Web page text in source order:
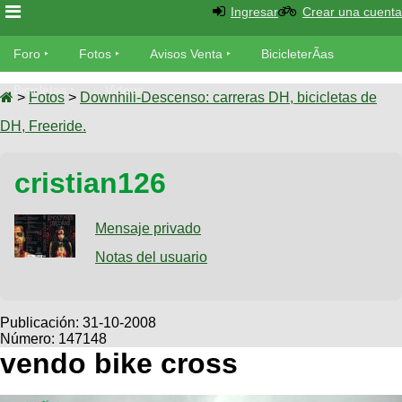
Foro
Foro
TÃ©cnica
Fotos
tu foto
Galeria
XC
Viajes
Descenso
SUBÃ
tu
Buscar
Ultimos
Fotos
BicicleterÃ­
as
Bicicletas
Tandem
Videos
Cicloturismo
Ingresar Crear una cuenta
Foro Fotos Avisos Venta BicicleterÃ­as
Bicicletas Videos
> Fotos > Downhill-Descenso: carreras DH, bicicletas de
DH, Freeride.
cristian126
Mensaje privado
Notas del usuario
Publicación: 31-10-2008
Número: 147148
vendo bike cross